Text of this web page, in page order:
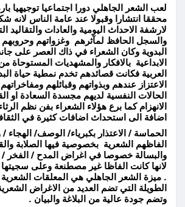
لعب الشعر الجاهلي دورا اجتماعيا توجيهيا
محققا انتشارا وقبولا عند عامة الناس لانه
لارشفة الاحداث اليومية والعادات والتقاليد
والسجل الحافظ لمآثرهم وغزواتهم وحروبهم
البدوية وكان الشعراء في ذاك العصر على
الابداعية بالافكار والمشهديات المستوحاة
العربية فكانت قصائدهم تخدم نمطية حياة
الاعتزاز عندهم وبذواتهم وقبائلهم
الحالات النفسية لديهم مجسدة السعادة او
الانهزام كما برع هؤلاء الشعراء بفن نظم
اضافة الى استحداث اضافات كثيرة في
الحماسة / الاعتذار بكبرياء/ الوصف/ الهجاء
الفاظهم الشعرية بخصوصية فيها الصلابة
والبسالة خصوصا في اغراض المدح / الفخر /
لانها كانت الفاظا غير مصطنعة وعلى سجيتها
. ميزة الشعر الجاهلي هي المعلقات الشعرية
الطويلة التي تضم العديد من الاغراض
وتضم جودة عالية من البلاغة والبيان .